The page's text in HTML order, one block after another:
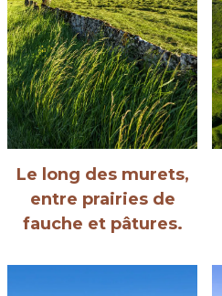
Le long des murets,
entre prairies de
fauche et pâtures.